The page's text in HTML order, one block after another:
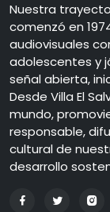
Nuestra
comenzó en
audiovisuales
adolescentes y
señal abierta,
Desde Villa El
mundo,
responsable,
cultural de
desarrollo